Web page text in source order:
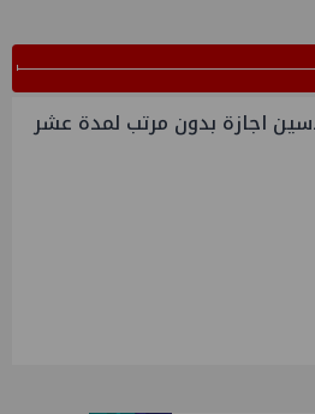
اجازة بدون مرتب لمدة عشر